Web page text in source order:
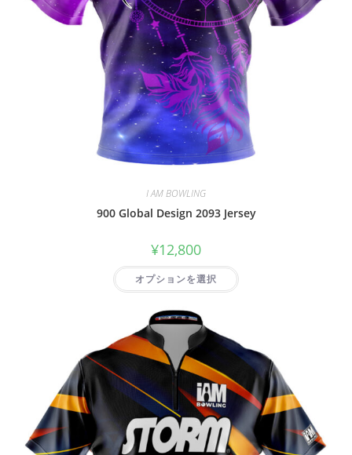
I AM BOWLING
900 Global Design 2093 Jersey
¥12,800
オプションを選択